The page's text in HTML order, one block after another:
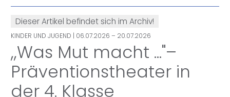
Dieser Artikel befindet sich im Archiv!
KINDER UND JUGEND | 06.07.2026 – 20.07.2026
,,Was Mut macht ..."–
Präventionstheater in
der 4. Klasse